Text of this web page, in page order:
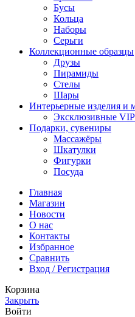
Бусы
Кольца
Наборы
Серьги
Коллекционные образцы
Друзы
Пирамиды
Стелы
Шары
Интерьерные изделия и
Эксклюзивные
Подарки, сувениры
Массажёры
Шкатулки
Фигурки
Посуда
Главная
Магазин
Новости
O нас
Контакты
Избранное
Сравнить
Вход / Регистрация
Корзина
Закрыть
Войти